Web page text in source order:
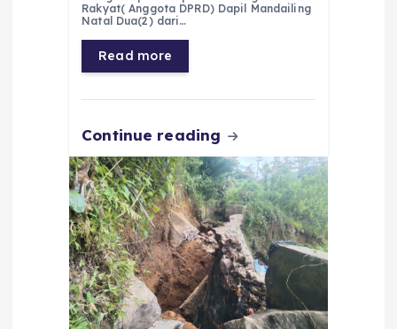
b
o
o
k
A
p
p
r
a
m
n
Rakyat( Anggota DPRD) Dapil Mandailing
Natal Dua(2) dari…
Read more
Continue reading